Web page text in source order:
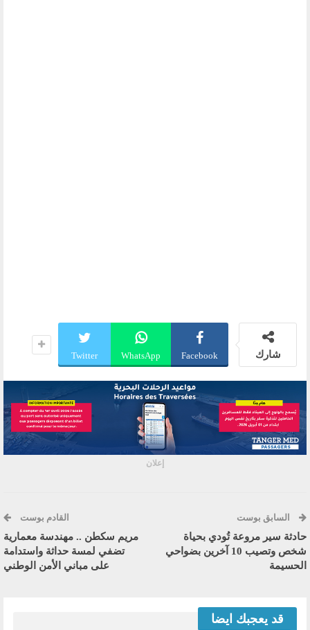
شارك Facebook
WhatsApp
Twitter
إعلان
السابق بوست
حادثة سير مروعة تُودي بحياة
شخص وتصيب 10 آخرين بضواحي
الحسيمة
القادم بوست
مريم سكطن .. مهندسة معمارية
تضفي لمسة حداثة واستدامة
على مباني الأمن الوطني
قد يعجبك ايضا